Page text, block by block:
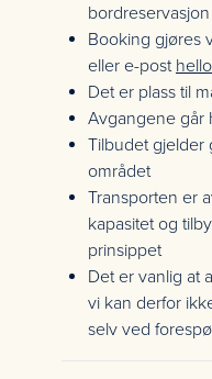
Booking gjøres
eller e-post
Det er plass til
Avgangene går
Tilbudet gjelder
området
Transporten er
kapasitet og
prinsippet
Det er vanlig at
vi kan derfor
selv ved